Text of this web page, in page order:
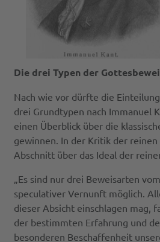
Die drei Typen der
Nach wie vor dürfte die
drei Grundtypen nach Immanuel
einen Überblick über die
gewinnen. In der Kritik der
Abschnitt über das Ideal der
„Es sind nur drei Beweisarten
speculativer Vernunft möglich.
dieser Absicht einschlagen mag,
der bestimmten Erfahrung und
besonderen Beschaffenheit